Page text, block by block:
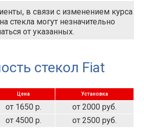
в связи с изменением курса
стекла могут незначительно
от указанных.
стекол Fiat
Цена Установка
от 1650 р.
от 2000 руб.
от 4500 р. от 2500 руб.